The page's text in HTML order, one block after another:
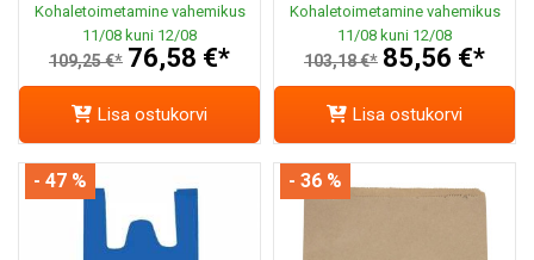
Kohaletoimetamine vahemikus
11/08 kuni 12/08
109,25 €* 76,58 €*
Lisa ostukorvi
Kohaletoimetamine vahemikus
11/08 kuni 12/08
103,18 €* 85,56 €*
Lisa ostukorvi
- 47 % - 36 %